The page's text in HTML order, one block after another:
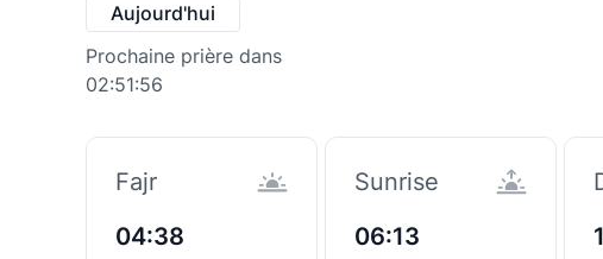
Aujourd'hui
Prochaine prière dans
02:51:55
Fajr
04:38
Sunrise
06:13